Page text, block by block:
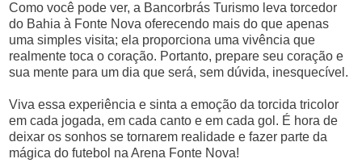
Como você pode ver, a Bancorbrás Turismo leva torcedor
do Bahia à Fonte Nova oferecendo mais do que apenas
uma simples visita; ela proporciona uma vivência que
realmente toca o coração. Portanto, prepare seu coração e
sua mente para um dia que será, sem dúvida, inesquecível.
Viva essa experiência e sinta a emoção da torcida tricolor
em cada jogada, em cada canto e em cada gol. É hora de
deixar os sonhos se tornarem realidade e fazer parte da
mágica do futebol na Arena Fonte Nova!